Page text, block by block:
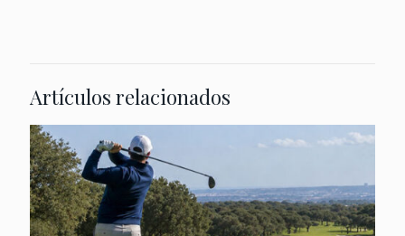
Artículos relacionados